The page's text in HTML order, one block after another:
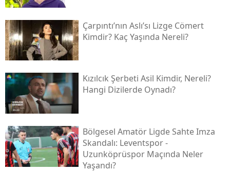
Çarpıntı’nın Aslı’sı Lizge Cömert
Kimdir? Kaç Yaşında Nereli?
Kızılcık Şerbeti Asil Kimdir, Nereli?
Hangi Dizilerde Oynadı?
Bölgesel Amatör Ligde Sahte Imza
Skandalı: Leventspor -
Uzunköprüspor Maçında Neler
Yaşandı?